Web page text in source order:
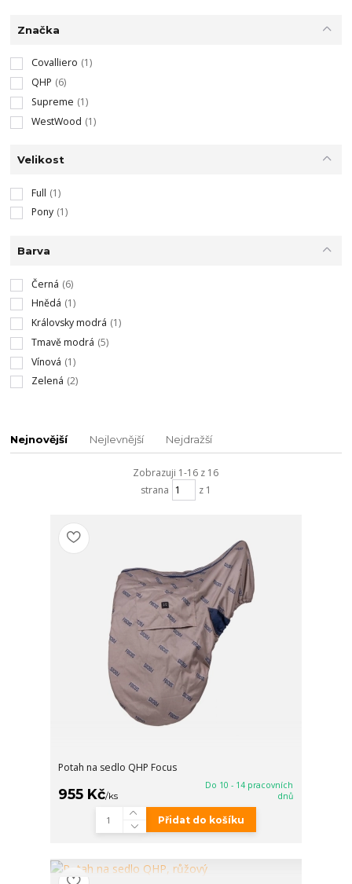
Značka
Covalliero (1)
QHP (6)
Supreme (1)
WestWood (1)
Velikost
Full (1)
Pony (1)
Barva
Černá (6)
Hnědá (1)
Královsky modrá (1)
Tmavě modrá (5)
Vínová (1)
Zelená (2)
Nejnovější Nejlevnější Nejdražší
Zobrazuji 1-16 z 16
strana
z 1
Potah na sedlo QHP Focus
955 Kč/ks
Do 10 - 14 pracovních
dnů
Přidat do košíku